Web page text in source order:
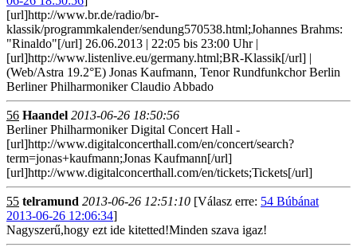
[url]http://www.br.de/radio/br-
klassik/programmkalender/sendung570538.html;Johannes Brahms:
"Rinaldo"[/url] 26.06.2013 | 22:05 bis 23:00 Uhr |
[url]http://www.listenlive.eu/germany.html;BR-Klassik[/url] |
(Web/Astra 19.2°E) Jonas Kaufmann, Tenor Rundfunkchor Berlin
Berliner Philharmoniker Claudio Abbado
56 Haandel 2013-06-26 18:50:56
Berliner Philharmoniker Digital Concert Hall -
[url]http://www.digitalconcerthall.com/en/concert/search?
term=jonas+kaufmann;Jonas Kaufmann[/url]
[url]http://www.digitalconcerthall.com/en/tickets;Tickets[/url]
55 telramund 2013-06-26 12:51:10 [Válasz erre: 54 Búbánat
2013-06-26 12:06:34]
Nagyszerű,hogy ezt ide kitetted!Minden szava igaz!